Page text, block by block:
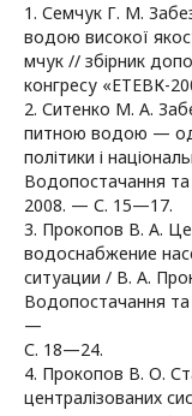
1. Семчук Г. М.
водою високої
мчук // збірник
конгресу «ЕТЕВК-
2. Ситенко М. А.
питною водою —
політики і
Водопостачання
2008. — С. 15—17.
3. Прокопов В. А.
водоснабжение
ситуации / В. А.
Водопостачання
—
С. 18—24.
4. Прокопов В. О.
централізованих